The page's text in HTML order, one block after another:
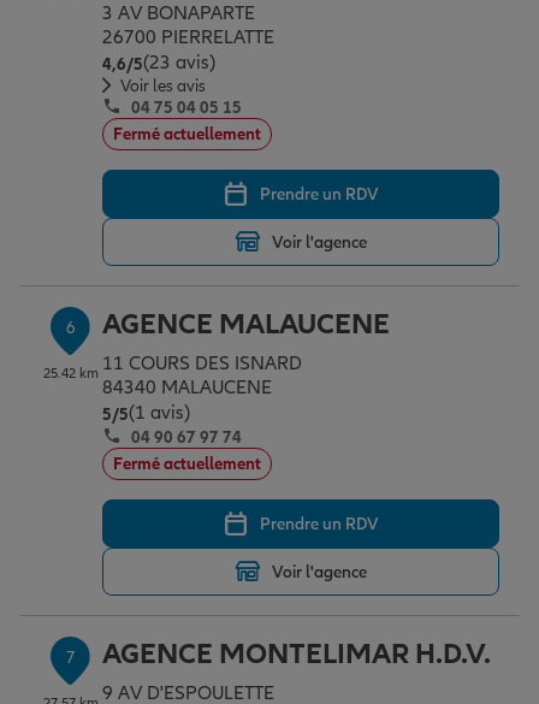
3 AV BONAPARTE
26700 PIERRELATTE
4,6/5Note de 4.6 sur 5
(23 avis)
Voir les avis
04 75 04 05 15
Fermé actuellement
Prendre un RDV
Voir l'agence
6
25.42 km
AGENCE MALAUCENE
11 COURS DES ISNARD
84340 MALAUCENE
5/5Note de 5 sur 5
(1 avis)
04 90 67 97 74
Fermé actuellement
Prendre un RDV
Voir l'agence
7 AGENCE MONTELIMAR H.D.V.
9 AV D'ESPOULETTE